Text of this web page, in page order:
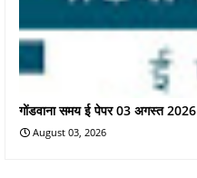
गोंडवाना समय ई पेपर 03 अगस्त 2026
August 03, 2026